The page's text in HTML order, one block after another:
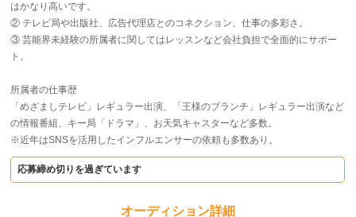
はかなり高いです。
② テレビ局や出版社、広告代理店とのコネクション、仕事の多彩さ。
③ 芸能界未経験の所属者に関してはレッスンなど会社負担で全面的にサポー
ト。
所属者の仕事歴
「めざましテレビ」レギュラー出演、「王様のブランチ」レギュラー出演など
の情報番組、キー局「ドラマ」、お天気キャスターなど多数。
※近年はSNSを活用したインフルエンサーの依頼も多数あり。
応募締め切りを過ぎています
オーディション詳細